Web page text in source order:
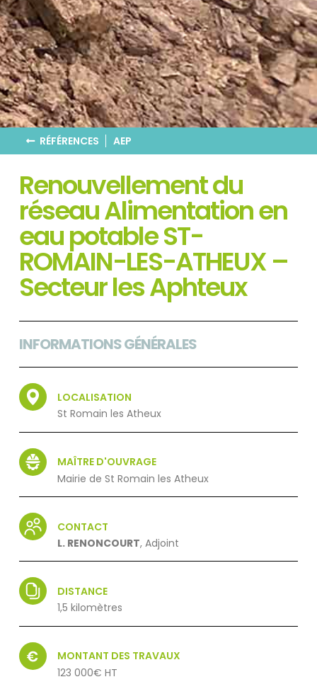
RÉFÉRENCES AEP
Renouvellement du
réseau Alimentation en
eau potable ST-
ROMAIN-LES-ATHEUX –
Secteur les Aphteux
INFORMATIONS GÉNÉRALES
LOCALISATION
St Romain les Atheux
MAÎTRE D'OUVRAGE
Mairie de St Romain les Atheux
CONTACT
L. RENONCOURT, Adjoint
DISTANCE
1,5 kilomètres
MONTANT DES TRAVAUX
123 000€ HT